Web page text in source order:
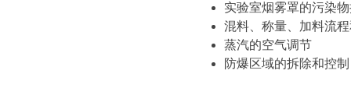
实验室烟雾罩的污染
混料、称量、加料流
蒸汽的空气调节
防爆区域的拆除和控制